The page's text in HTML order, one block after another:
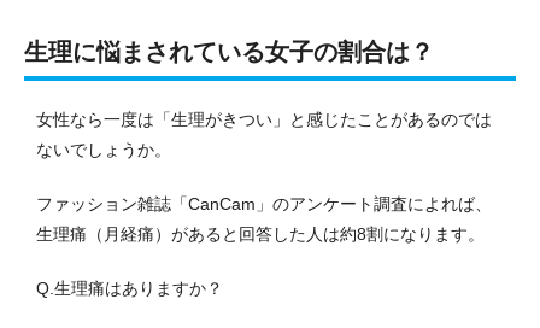
生理に悩まされている女子の割合は？
女性なら一度は「生理がきつい」と感じたことがあるのでは
ないでしょうか。
ファッション雑誌「CanCam」のアンケート調査によれば、
生理痛（月経痛）があると回答した人は約8割になります。
Q.生理痛はありますか？